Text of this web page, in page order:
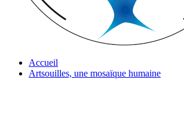
Accueil
Artsouilles, une mosaïque humaine